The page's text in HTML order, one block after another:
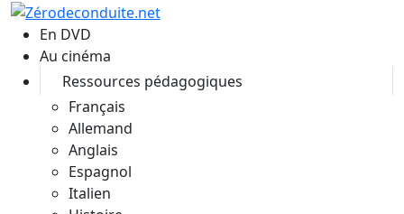
Aller au contenu principal
En DVD
Au cinéma
Ressources pédagogiques
Français
Allemand
Anglais
Espagnol
Italien